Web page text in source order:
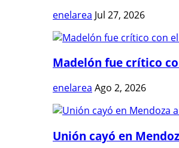
enelarea Jul 27, 2026
Madelón fue crítico
enelarea Ago 2, 2026
Unión cayó en